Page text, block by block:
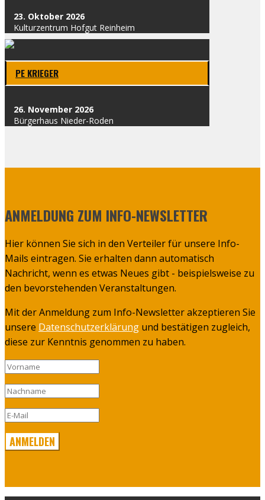
23. Okto­ber 2026
Kul­tur­zen­trum Hof­gut Rein­heim
PE KRIE­GER
26. Novem­ber 2026
Bür­ger­haus Nie­der-Roden
ANMELDUNG ZUM INFO-NEWSLETTER
Hier können Sie sich in den Verteiler für unsere Info-
Mails eintragen. Sie erhalten dann automatisch
Nachricht, wenn es etwas Neues gibt - beispielsweise zu
den bevorstehenden Veranstaltungen.
Mit der Anmeldung zum Info-Newsletter akzeptieren Sie
unsere Datenschutzerklärung und bestätigen zugleich,
diese zur Kenntnis genommen zu haben.